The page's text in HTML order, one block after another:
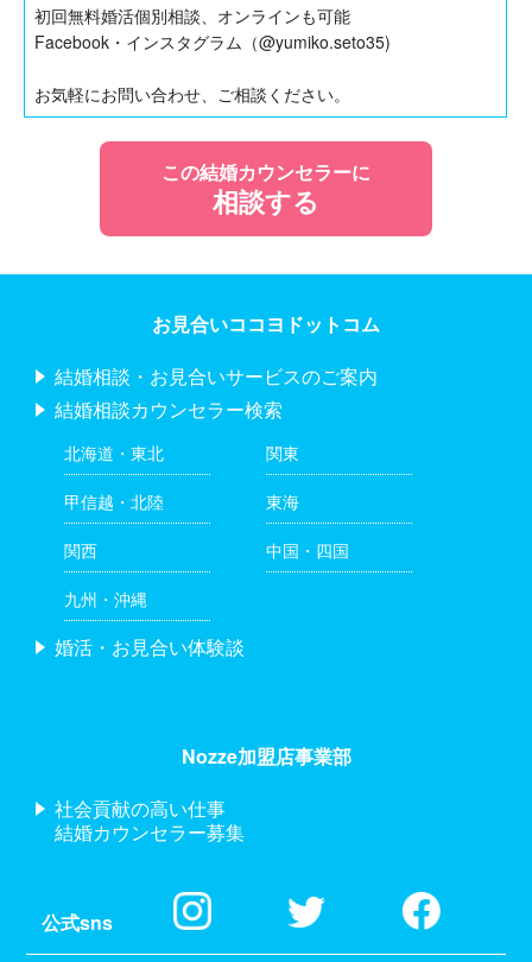
初回無料婚活個別相談、オンラインも可能
Facebook・インスタグラム（@yumiko.seto35)
お気軽にお問い合わせ、ご相談ください。
この結婚カウンセラーに
相談する
お見合いココヨドットコム
結婚相談・お見合いサービスのご案内
結婚相談カウンセラー検索
北海道・東北 関東
甲信越・北陸 東海
関西 中国・四国
九州・沖縄
婚活・お見合い体験談
Nozze加盟店事業部
社会貢献の高い仕事
結婚カウンセラー募集
公式sns